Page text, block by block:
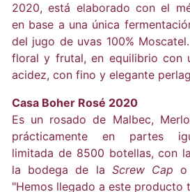
2020, está elaborado con el
en base a una única
del jugo de uvas 100%
floral y frutal, en equilibrio con
acidez, con fino y elegante
Casa Boher Rosé 2020
Es un rosado de Malbec,
prácticamente en partes
limitada de 8500 botellas, con
la bodega de la Screw Cap
"Hemos llegado a este producto